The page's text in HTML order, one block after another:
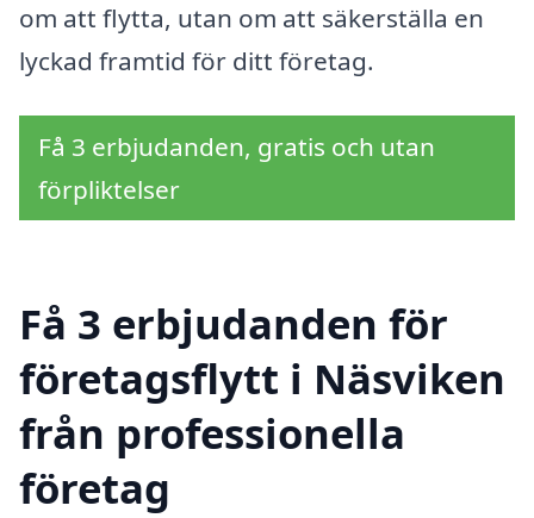
om att flytta, utan om att säkerställa en
lyckad framtid för ditt företag.
Få 3 erbjudanden, gratis och utan
förpliktelser
Få 3 erbjudanden för
företagsflytt i Näsviken
från professionella
företag